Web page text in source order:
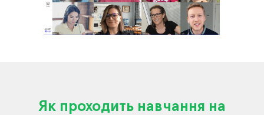
Як проходить навчання на